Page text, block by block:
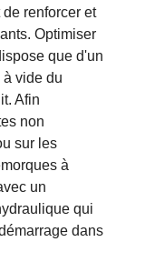
renforcer et
Optimiser
que d'un
vide du
Afin
non
sur les
à
un
qui
dans